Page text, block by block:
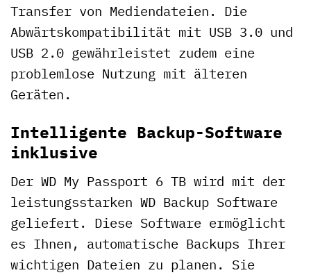
Transfer von Mediendateien. Die
Abwärtskompatibilität mit USB 3.0 und
USB 2.0 gewährleistet zudem eine
problemlose Nutzung mit älteren
Geräten.
Intelligente Backup-Software
inklusive
Der WD My Passport 6 TB wird mit der
leistungsstarken WD Backup Software
geliefert. Diese Software ermöglicht
es Ihnen, automatische Backups Ihrer
wichtigen Dateien zu planen. Sie